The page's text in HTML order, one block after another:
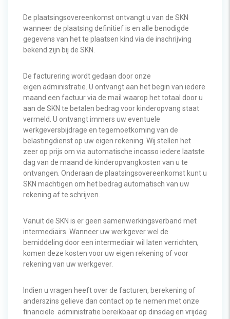
De plaatsingsovereenkomst ontvangt u van de SKN
wanneer de plaatsing definitief is en alle benodigde
gegevens van het te plaatsen kind via de inschrijving
bekend zijn bij de SKN.
De facturering wordt gedaan door onze
eigen administratie. U ontvangt aan het begin van iedere
maand een factuur via de mail waarop het totaal door u
aan de SKN te betalen bedrag voor kinderopvang staat
vermeld. U ontvangt immers uw eventuele
werkgeversbijdrage en tegemoetkoming van de
belastingdienst op uw eigen rekening. Wij stellen het
zeer op prijs om via automatische incasso iedere laatste
dag van de maand de kinderopvangkosten van u te
ontvangen. Onderaan de plaatsingsovereenkomst kunt u
SKN machtigen om het bedrag automatisch van uw
rekening af te schrijven.
Vanuit de SKN is er geen samenwerkingsverband met
intermediairs. Wanneer uw werkgever wel de
bemiddeling door een intermediair wil laten verrichten,
komen deze kosten voor uw eigen rekening of voor
rekening van uw werkgever.
Indien u vragen heeft over de facturen, berekening of
anderszins gelieve dan contact op te nemen met onze
financiële administratie bereikbaar op dinsdag en vrijdag